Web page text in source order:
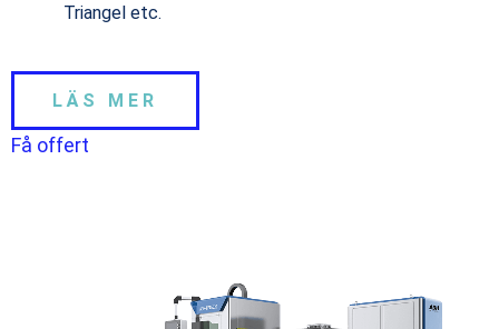
Triangel etc.
LÄS MER
Få offert